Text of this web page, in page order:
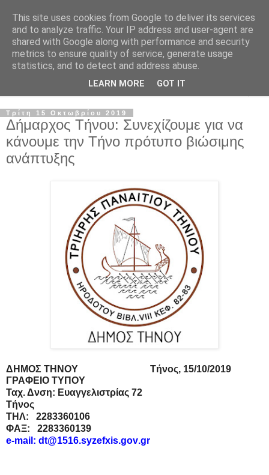
Τρίτη 15 Οκτωβρίου 2019
Δήμαρχος Τήνου: Συνεχίζουμε για να
κάνουμε την Τήνο πρότυπο βιώσιμης
ανάπτυξης
ΔΗΜΟΣ THNΟΥ Τήνος, 15/10/2019
ΓΡΑΦΕΙΟ ΤΥΠΟΥ
Ταχ. Δνση: Ευαγγελιστρίας 72
Τήνος
ΤΗΛ: 2283360106
ΦΑΞ: 2283360139
e-mail : dt@1516.syzefxis.gov.gr
This site uses cookies from Google to deliver its services
and to analyze traffic. Your IP address and user-agent are
shared with Google along with performance and security
metrics to ensure quality of service, generate usage
statistics, and to detect and address abuse.
LEARN MORE GOT IT